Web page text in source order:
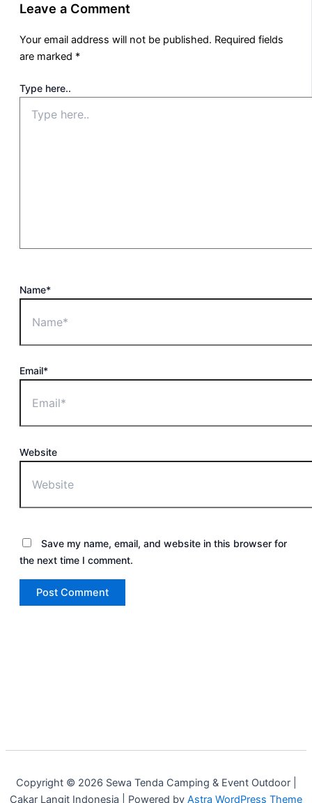
Leave a Comment
Your email address will not be published. Required fields
are marked *
Type here..
Name*
Email*
Website
Save my name, email, and website in this browser for
the next time I comment.
Copyright © 2026 Sewa Tenda Camping & Event Outdoor |
Cakar Langit Indonesia | Powered by Astra WordPress Theme